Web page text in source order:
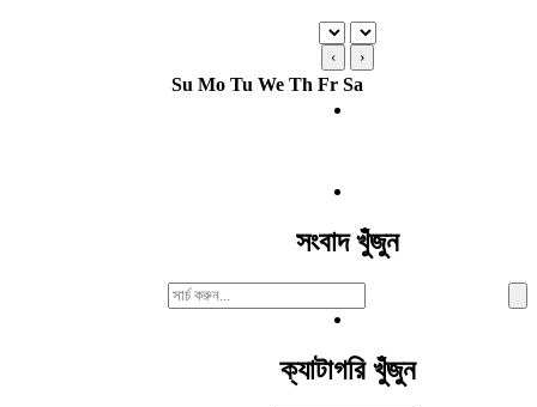
‹ ›
Su Mo Tu We Th Fr Sa
সংবাদ খুঁজুন
Search
For:
ক্যাটাগরি খুঁজুন